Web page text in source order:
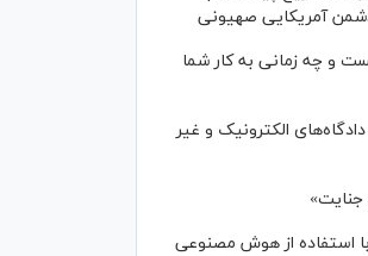
آمریکایی صهیونی
۳۰۱۰۰، چیست و چه زمانی به کار شما
الکترونیک و غیر
جنایت»
استفاده از هوش مصنوعی